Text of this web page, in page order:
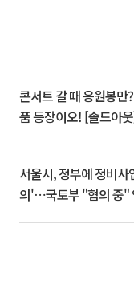
콘서트 갈 때 응원봉
품 등장이오! [솔드아
서울시, 정부에 정비사
의'⋯국토부 "협의 중"